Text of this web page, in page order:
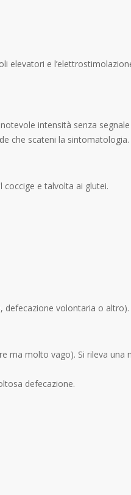
elevatori e
intensità senza
che scateni la sintomatologia.
coccige e talvolta ai glutei.
volontaria o
ma molto vago). Si rileva
defecazione.